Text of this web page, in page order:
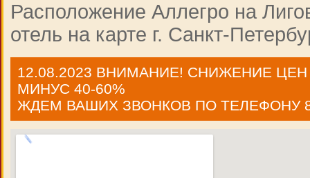
Расположение Аллегро на
отель на карте г. Санкт-
12.08.2023 ВНИМАНИЕ! СНИЖЕНИЕ
МИНУС 40-60%
ЖДЕМ ВАШИХ ЗВОНКОВ ПО ТЕЛЕФОНУ 8